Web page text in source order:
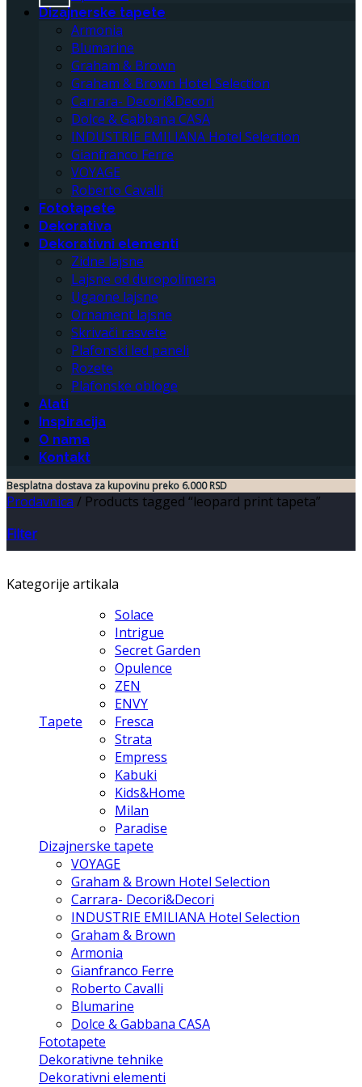
Dizajnerske tapete
Armonia
Blumarine
Graham & Brown
Graham & Brown Hotel Selection
Carrara- Decori&Decori
Dolce & Gabbana CASA
INDUSTRIE EMILIANA Hotel Selection
Gianfranco Ferre
VOYAGE
Roberto Cavalli
Fototapete
Dekorativa
Dekorativni elementi
Zidne lajsne
Lajsne od duropolimera
Ugaone lajsne
Ornament lajsne
Skrivači rasvete
Plafonski led paneli
Rozete
Plafonske obloge
Alati
Inspiracija
O nama
Kontakt
Besplatna dostava za kupovinu preko 6.000 RSD
Prodavnica / Products tagged “leopard print tapeta”
Filter
Kategorije artikala
Tapete
Solace
Intrigue
Secret Garden
Opulence
ZEN
ENVY
Fresca
Strata
Empress
Kabuki
Kids&Home
Milan
Paradise
Dizajnerske tapete
VOYAGE
Graham & Brown Hotel Selection
Carrara- Decori&Decori
INDUSTRIE EMILIANA Hotel Selection
Graham & Brown
Armonia
Gianfranco Ferre
Roberto Cavalli
Blumarine
Dolce & Gabbana CASA
Fototapete
Dekorativne tehnike
Dekorativni elementi